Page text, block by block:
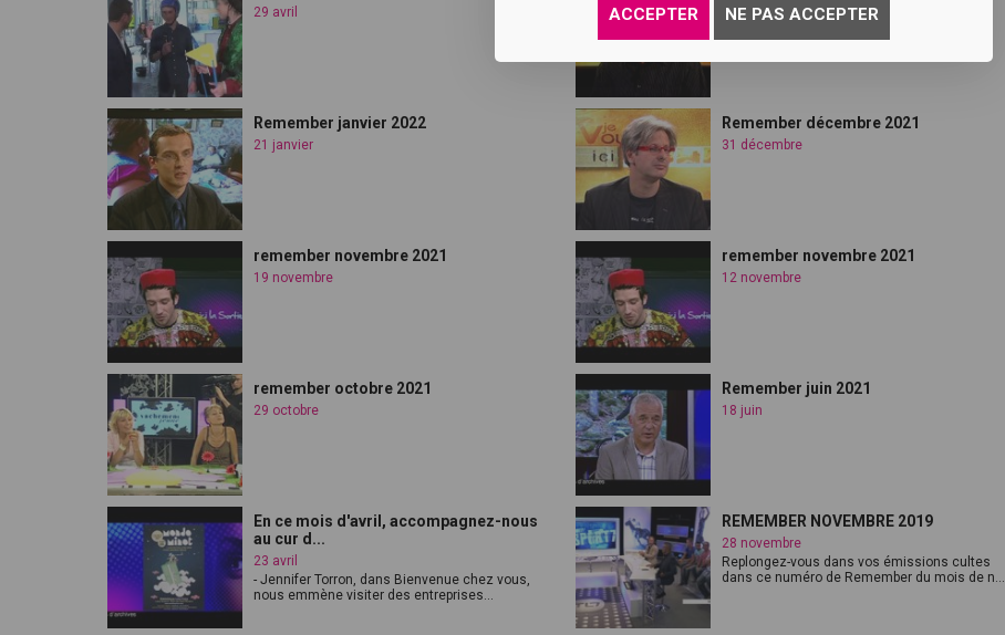
ACCEPTER NE PAS ACCEPTER
29 avril 25 février
Remember janvier 2022
21 janvier
Remember décembre 2021
31 décembre
remember novembre 2021
19 novembre
remember novembre 2021
12 novembre
remember octobre 2021
29 octobre
Remember juin 2021
18 juin
En ce mois d'avril, accompagnez-nous
au cur d...
23 avril
- Jennifer Torron, dans Bienvenue chez vous,
nous emmène visiter des entreprises...
REMEMBER NOVEMBRE 2019
28 novembre
Replongez-vous dans vos émissions cultes
dans ce numéro de Remember du mois de n...